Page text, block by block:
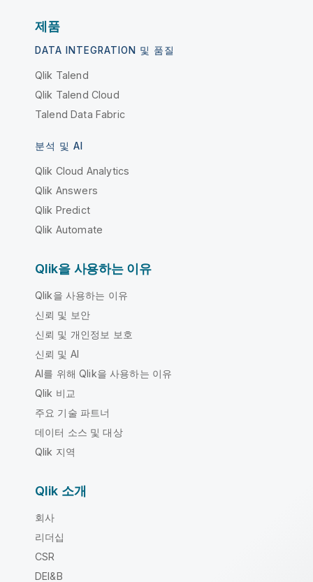
제품
DATA INTEGRATION 및 품질
Qlik Talend
Qlik Talend Cloud
Talend Data Fabric
분석 및 AI
Qlik Cloud Analytics
Qlik Answers
Qlik Predict
Qlik Automate
Qlik을 사용하는 이유
Qlik을 사용하는 이유
신뢰 및 보안
신뢰 및 개인정보 보호
신뢰 및 AI
AI를 위해 Qlik을 사용하는 이유
Qlik 비교
주요 기술 파트너
데이터 소스 및 대상
Qlik 지역
Qlik 소개
회사
리더십
CSR
DEI&B